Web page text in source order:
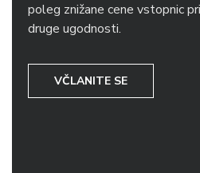
poleg znižane cene vstopnic
druge ugodnosti.
VČLANITE SE